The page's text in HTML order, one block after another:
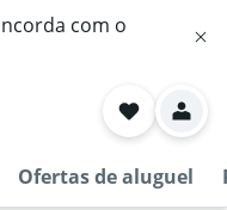
com o
Ofertas de aluguel